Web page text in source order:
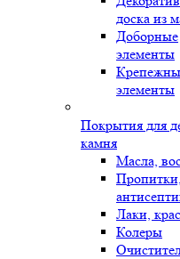
доска из
Доборные
элементы
элементы
Покрытия для
камня
Масла,
Пропитки,
Лаки,
Колеры